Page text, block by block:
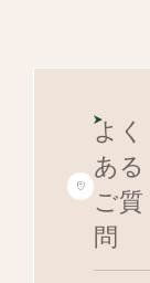
よく
ある
ご質
問